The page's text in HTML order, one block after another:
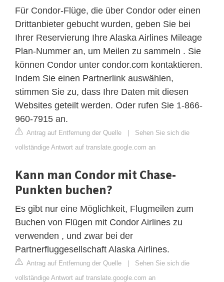
Für Condor-Flüge, die über Condor oder einen
Drittanbieter gebucht wurden, geben Sie bei
Ihrer Reservierung Ihre Alaska Airlines Mileage
Plan-Nummer an, um Meilen zu sammeln . Sie
können Condor unter condor.com kontaktieren.
Indem Sie einen Partnerlink auswählen,
stimmen Sie zu, dass Ihre Daten mit diesen
Websites geteilt werden. Oder rufen Sie 1-866-
960-7915 an.
Antrag auf Entfernung der Quelle | Sehen Sie sich die
vollständige Antwort auf translate.google.com an
Kann man Condor mit Chase-
Punkten buchen?
Es gibt nur eine Möglichkeit, Flugmeilen zum
Buchen von Flügen mit Condor Airlines zu
verwenden , und zwar bei der
Partnerfluggesellschaft Alaska Airlines.
Antrag auf Entfernung der Quelle | Sehen Sie sich die
vollständige Antwort auf translate.google.com an